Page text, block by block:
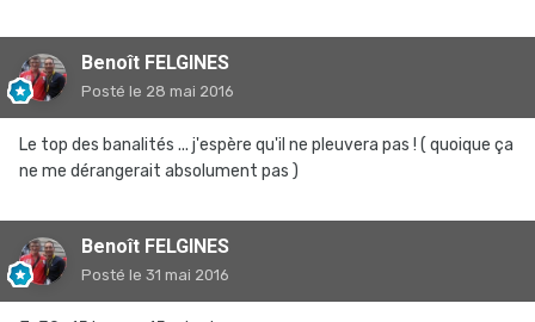
Benoît FELGINES
Posté le 28 mai 2016
Le top des banalités ... j'espère qu'il ne pleuvera pas ! ( quoique ça
ne me dérangerait absolument pas )
Benoît FELGINES
Posté le 31 mai 2016